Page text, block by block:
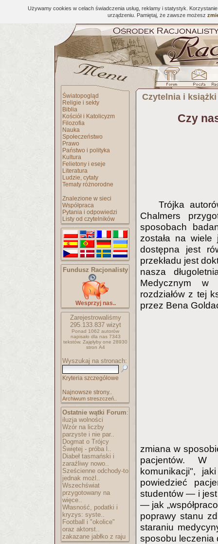
Używamy cookies w celach świadczenia usług, reklamy i statystyk.
urządzeniu. Pamiętaj, że zawsze możesz
Światopogląd
Religie i sekty
Biblia
Kościół i Katolicyzm
Filozofia
Nauka
Społeczeństwo
Prawo
Państwo i polityka
Kultura
Felietony i eseje
Literatura
Ludzie, cytaty
Tematy różnorodne
Znalezione w sieci
Współpraca
Pytania i odpowiedzi
Listy od czytelników
Fundusz Racjonalisty
Wesprzyj nas..
Zarejestrowaliśmy
295.133.837wizyt
Ponad 1062 autorów
napisało dla nas 7343
tekstów. Zajęłyby one 28930
stron A4
Wyszukaj na stronach:
Kryteria szczegółowe
Najnowsze strony..
Archiwum streszczeń..
Ostatnie wątki Forum:
iluzja wolności
Wzór na liczby
parzyste i nie par..
Dogmat o Trójcy
Świętej - próba l..
Diabeł tasmański i
zaraźliwy nowo..
Sześcienne odchody-to
jednak możl..
Wszechświat
przygotowany na
więce..
Własność, podatki i
kryzys: syste..
Football i "okolice"
oraz aktorst..
zakazane jabłko z raju
Czytelnia i książki
Czy
Trójka
Chalmers
sposobach
została na
dostępna jest
przekładu jest
nasza
Medycznym w
rozdziałów z tej
przez Bena
zmiana w
pacjentów. W
komunikacji",
powiedzieć
studentów — i jest
— jak
poprawy stanu
staraniu
sposobu leczenia